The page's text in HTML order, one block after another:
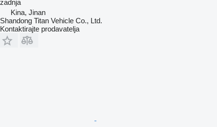
zadnja
Kina, Jinan
Shandong Titan Vehicle Co., Ltd.
Kontaktirajte prodavatelja